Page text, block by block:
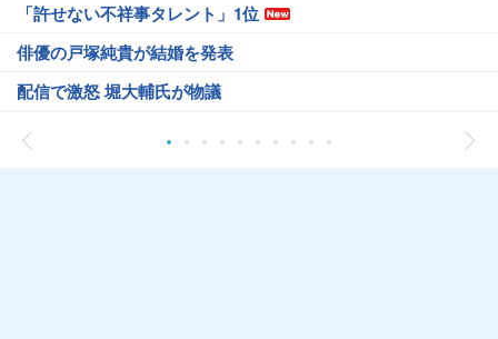
「許せない不祥事タレント」1位
俳優の戸塚純貴が結婚を発表
配信で激怒 堀大輔氏が物議